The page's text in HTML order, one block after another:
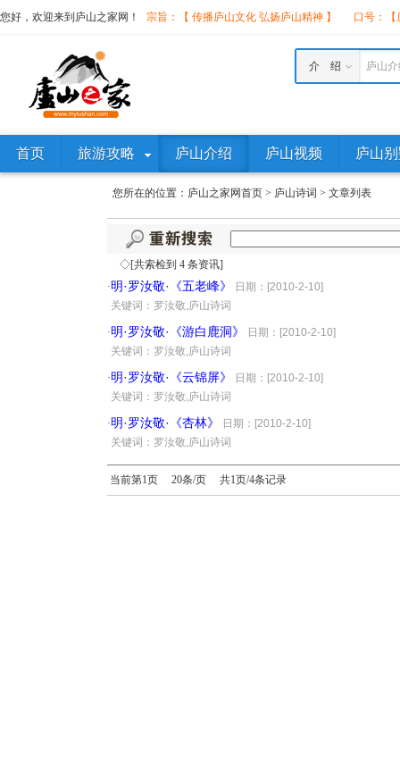
您好，欢迎来到庐山之家网！ 宗旨：【 传播庐山文化 弘扬庐山精神 】 口号：
庐山
介 绍
首页 旅游攻略 庐山介绍 庐山视频 庐山
您所在的位置： 庐山之家网首页 > 庐山诗词 > 文章列表
◇[共索检到 4 条资讯]
·明·罗汝敬·《五老峰》
日期：[2010-2-10]
关键词：罗汝敬,庐山诗词
·明·罗汝敬·《游白鹿洞》
日期：[2010-2-10]
关键词：罗汝敬,庐山诗词
·明·罗汝敬·《云锦屏》
日期：[2010-2-10]
关键词：罗汝敬,庐山诗词
·明·罗汝敬·《杏林》
日期：[2010-2-10]
关键词：罗汝敬,庐山诗词
当前第1页 20条/页 共1页/4条记录